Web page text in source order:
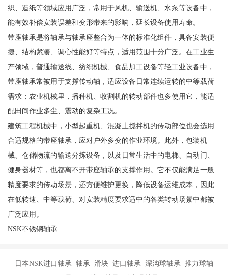
织、造纸等领域应用广泛，常用于风机、输送机、水泵等设备中，
能有效补偿安装误差和变形带来的影响，延长设备使用寿命。
带座轴承是将轴承与轴承座整合为一体的标准化组件，具备安装便
捷、结构紧凑、调心性能好等特点，适用范围十分广泛。在工业生
产领域，普通输送线、纺织机械、食品加工设备等轻工业设备中，
带座轴承常被用于支撑传动轴，适应设备日常连续运转的中等载荷
需求；农业机械里，播种机、收割机的转动部件也多使用它，能适
配田间作业多尘、震动的复杂工况。
建筑工程机械中，小型起重机、混凝土搅拌机的传动部位也会选用
合适规格的带座轴承，应对户外多变的作业环境。此外，包装机
械、仓储物流的输送分拣设备，以及日常生活中的电梯、自动门、
健身器材等，也都离不开带座轴承的支撑作用。它不仅能满足一般
精度要求的传动场景，还方便维护更换，降低设备运维成本，因此
在低转速、中等载荷、对安装精度要求适中的各类转动场景中都被
广泛应用。
NSK不锈钢轴承
日本NSK进口轴承 轴承 滑块 进口轴承 深沟球轴承 推力球轴